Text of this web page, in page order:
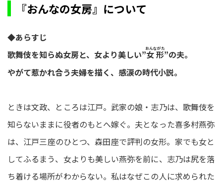
『おんなの女房』について
◆あらすじ
歌舞伎を知らぬ女房と、女より美しい”女形
おんながた”の夫。
やがて惹かれ合う夫婦を描く、感涙の時代小説。
ときは文政、ところは江戸。武家の娘・志乃は、歌舞伎を
知らないままに役者のもとへ嫁ぐ。夫となった喜多村燕弥
は、江戸三座のひとつ、森田座で評判の女形。家でも女と
してふるまう、女よりも美しい燕弥を前に、志乃は尻を落
ち着ける場所がわからない。私はなぜこの人に求められた